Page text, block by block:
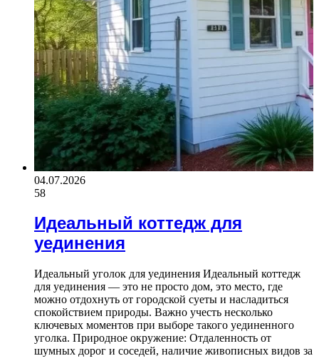
04.07.2026
58
Идеальный коттедж для
уединения
Идеальный уголок для уединения Идеальный коттедж
для уединения — это не просто дом, это место, где
можно отдохнуть от городской суеты и насладиться
спокойствием природы. Важно учесть несколько
ключевых моментов при выборе такого уединенного
уголка. Природное окружение: Отдаленность от
шумных дорог и соседей, наличие живописных видов за